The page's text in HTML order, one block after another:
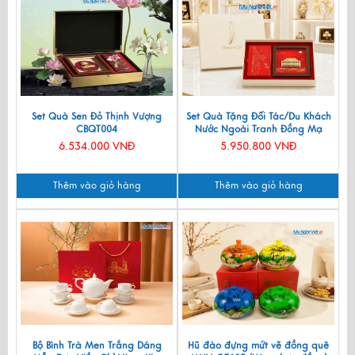
Set Quà Sen Đỏ Thịnh Vượng
CBQT004
6.534.000 VNĐ
Thêm vào giỏ hàng
Set Quà Tặng Đối Tác/Du Khách
Nước Ngoài Tranh Đồng Mạ
Vàng 24k & Hộp Trang Sức Sơn
Mài CBQT006/2
5.950.800 VNĐ
Thêm vào giỏ hàng
Bộ Bình Trà Men Trắng Dáng
Hũ đào đựng mứt vẽ đồng quê